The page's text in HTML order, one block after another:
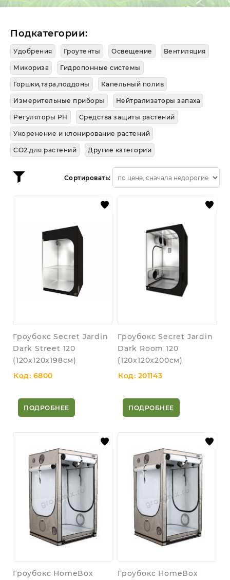
Возврат товаров и денежных средств
Частые вопросы
О нас
Отзывы
Обратная связь
Подкатегории:
Удобрения Гроутенты Освещение Вентиляция
Микориза Гидропонные системы
Горшки,тара,поддоны Капельный полив
Измерительные приборы Нейтрализаторы запаха
Регуляторы PH Средства защиты растений
Укоренение и клонирование растений
CO2 для растений Другие категории
Сортировать:
Гроубокс Secret Jardin
Dark Street 120
(120х120х198см)
Код: 6800
ПОДРОБНЕЕ
Гроубокс Secret Jardin
Dark Room 120
(120x120x200см)
Код: 201143
ПОДРОБНЕЕ
Гроубокс HomeBox
Гроубокс HomeBox